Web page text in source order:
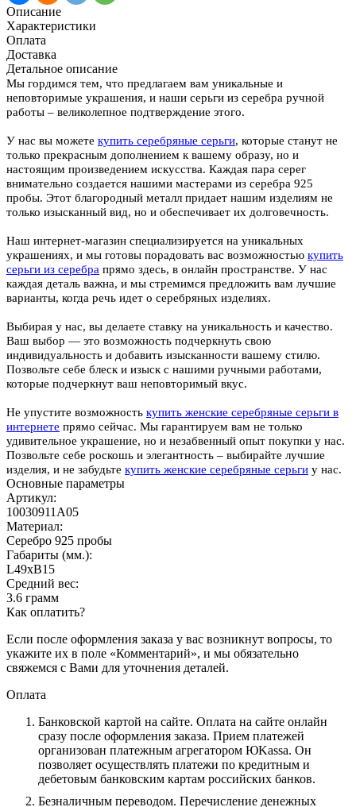
Описание
Характеристики
Оплата
Доставка
Детальное описание
Мы гордимся тем, что предлагаем вам уникальные и
неповторимые украшения, и наши серьги из серебра ручной
работы – великолепное подтверждение этого.
У нас вы можете купить серебряные серьги, которые станут не
только прекрасным дополнением к вашему образу, но и
настоящим произведением искусства. Каждая пара серег
внимательно создается нашими мастерами из серебра 925
пробы. Этот благородный металл придает нашим изделиям не
только изысканный вид, но и обеспечивает их долговечность.
Наш интернет-магазин специализируется на уникальных
украшениях, и мы готовы порадовать вас возможностью купить
серьги из серебра прямо здесь, в онлайн пространстве. У нас
каждая деталь важна, и мы стремимся предложить вам лучшие
варианты, когда речь идет о серебряных изделиях.
Выбирая у нас, вы делаете ставку на уникальность и качество.
Ваш выбор — это возможность подчеркнуть свою
индивидуальность и добавить изысканности вашему стилю.
Позвольте себе блеск и изыск с нашими ручными работами,
которые подчеркнут ваш неповторимый вкус.
Не упустите возможность купить женские серебряные серьги в
интернете прямо сейчас. Мы гарантируем вам не только
удивительное украшение, но и незабвенный опыт покупки у нас.
Позвольте себе роскошь и элегантность – выбирайте лучшие
изделия, и не забудьте купить женские серебряные серьги у нас.
Основные параметры
Артикул:
10030911А05
Материал:
Серебро 925 пробы
Габариты (мм.):
L49хB15
Средний вес:
3.6 грамм
Как оплатить?
Если после оформления заказа у вас возникнут вопросы, то
укажите их в поле «Комментарий», и мы обязательно
свяжемся с Вами для уточнения деталей.
Оплата
Банковской картой на сайте. Оплата на сайте онлайн
сразу после оформления заказа. Прием платежей
организован платежным агрегатором ЮKassa. Он
позволяет осуществлять платежи по кредитным и
дебетовым банковским картам российских банков.
Безналичным переводом. Перечисление денежных